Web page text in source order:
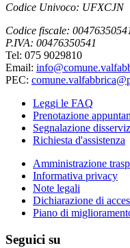
Codice Univoco: UFXCJN
Codice fiscale:
P.IVA: 00476350541
Tel: 075 9029810
Email:
PEC:
Leggi le FAQ
Prenotazione
Segnalazione
Richiesta d'assistenza
Amministrazione
Informativa privacy
Note legali
Dichiarazione di
Piano di
Seguici su